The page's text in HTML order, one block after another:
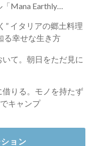
Mana Earthly
” イタリアの郷土料理
る幸せな生き方
て。朝日をただ見に
りる。モノを持たず
キャンプ
ョン